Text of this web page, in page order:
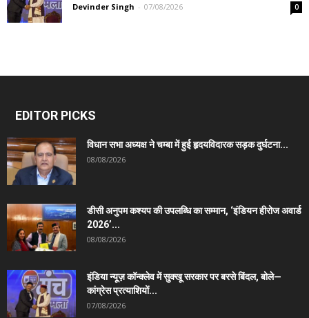
Devinder Singh - 07/08/2026 0
EDITOR PICKS
विधान सभा अध्यक्ष ने चम्बा में हुई हृदयविदारक सड़क दुर्घटना...
08/08/2026
डीसी अनुपम कश्यप की उपलब्धि का सम्मान, ‘इंडियन हीरोज अवार्ड
2026’...
08/08/2026
इंडिया न्यूज़ कॉन्क्लेव में सुक्खू सरकार पर बरसे बिंदल, बोले—
कांग्रेस प्रत्याशियों...
07/08/2026